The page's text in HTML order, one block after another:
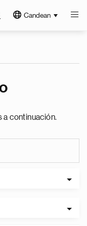
Candean
a continuación.